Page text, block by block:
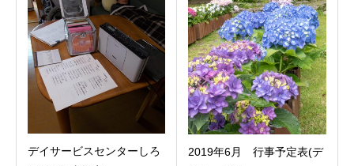
デイサービスセンターしろ
2019年6月 行事予定表(デ